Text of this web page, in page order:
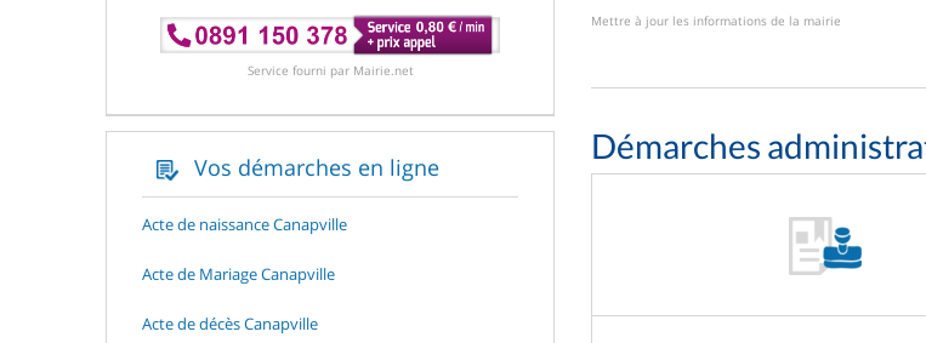
Service fourni par Mairie.net
Vos démarches en ligne
Acte de naissance Canapville
Acte de Mariage Canapville
Acte de décès Canapville
Mettre à jour les informations de la mairie
Démarches